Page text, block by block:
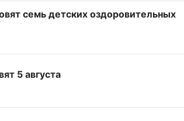
семь детских оздоровительных
5 августа